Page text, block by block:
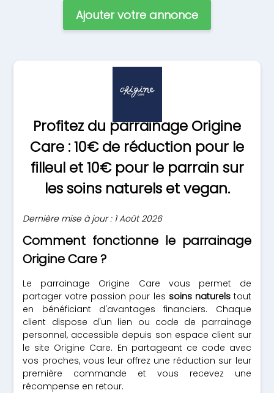
Ajouter votre annonce
Profitez du parrainage Origine
Care : 10€ de réduction pour le
filleul et 10€ pour le parrain sur
les soins naturels et vegan.
Dernière mise à jour : 1 Août 2026
Comment fonctionne le parrainage
Origine Care ?
Le parrainage Origine Care vous permet de
partager votre passion pour les soins naturelstout
en bénéficiant d'avantages financiers. Chaque
client dispose d'un lien ou code de parrainage
personnel, accessible depuis son espace client sur
le site Origine Care. En partageant ce code avec
vos proches, vous leur offrez une réduction sur leur
première commande et vous recevez une
récompense en retour.